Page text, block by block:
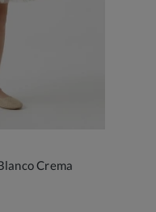
Crema